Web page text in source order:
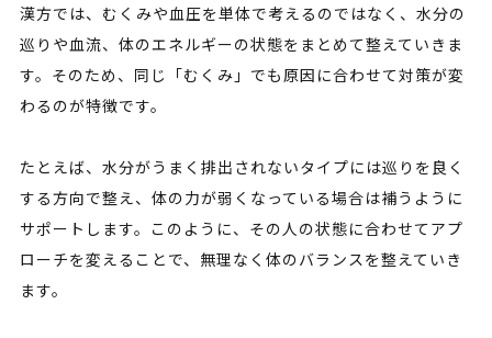
漢方では、むくみや血圧を単体で考えるのではなく、水分の
巡りや血流、体のエネルギーの状態をまとめて整えていきま
す。そのため、同じ「むくみ」でも原因に合わせて対策が変
わるのが特徴です。
たとえば、水分がうまく排出されないタイプには巡りを良く
する方向で整え、体の力が弱くなっている場合は補うように
サポートします。このように、その人の状態に合わせてアプ
ローチを変えることで、無理なく体のバランスを整えていき
ます。